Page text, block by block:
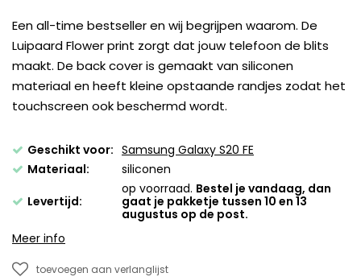
Een all-time bestseller en wij begrijpen waarom. De
Luipaard Flower print zorgt dat jouw telefoon de blits
maakt. De back cover is gemaakt van siliconen
materiaal en heeft kleine opstaande randjes zodat het
touchscreen ook beschermd wordt.
Geschikt voor: Samsung Galaxy S20 FE
Materiaal:
siliconen
Levertijd:
op voorraad. Bestel je vandaag, dan
gaat je pakketje tussen 10 en 13
augustus op de post.
Meer info
toevoegen aan verlanglijst